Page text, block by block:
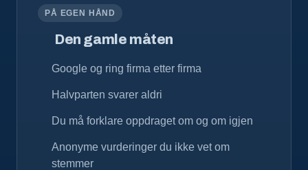
PÅ EGEN HÅND
Den gamle måten
Google og ring firma etter firma
Halvparten svarer aldri
Du må forklare oppdraget om og om igjen
Anonyme vurderinger du ikke vet om
stemmer